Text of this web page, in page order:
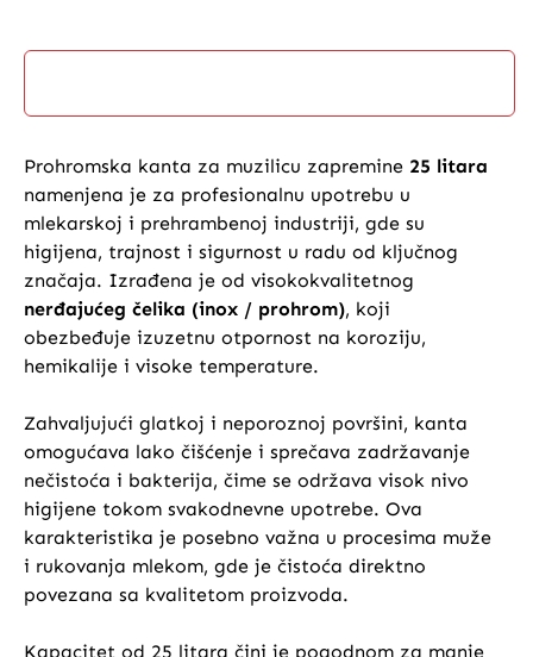
Prohromska kanta za muzilicu zapremine 25 litara
namenjena je za profesionalnu upotrebu u
mlekarskoj i prehrambenoj industriji, gde su
higijena, trajnost i sigurnost u radu od ključnog
značaja. Izrađena je od visokokvalitetnog
nerđajućeg čelika (inox / prohrom), koji
obezbeđuje izuzetnu otpornost na koroziju,
hemikalije i visoke temperature.
Zahvaljujući glatkoj i neporoznoj površini, kanta
omogućava lako čišćenje i sprečava zadržavanje
nečistoća i bakterija, čime se održava visok nivo
higijene tokom svakodnevne upotrebe. Ova
karakteristika je posebno važna u procesima muže
i rukovanja mlekom, gde je čistoća direktno
povezana sa kvalitetom proizvoda.
Kapacitet od 25 litara čini je pogodnom za manje